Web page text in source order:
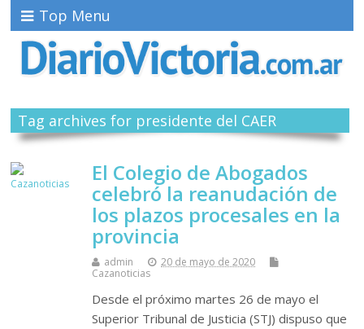
Top Menu
Tag archives for presidente del CAER
El Colegio de Abogados
celebró la reanudación de
los plazos procesales en la
provincia
admin
20 de mayo de 2020
Cazanoticias
Desde el próximo martes 26 de mayo el
Superior Tribunal de Justicia (STJ) dispuso que